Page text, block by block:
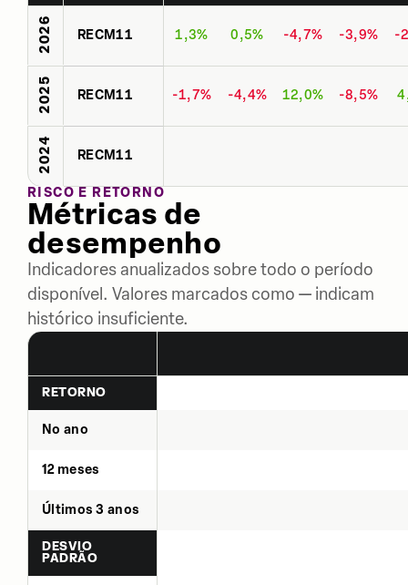
2026 RECM11 1,3% 0,5% -4,7% -3,9% -
2025 RECM11 -1,7% -4,4% 12,0% -8,5%
2024 RECM11
RISCO E RETORNO
Métricas de
desempenho
Indicadores anualizados sobre todo o período
disponível. Valores marcados como — indicam
histórico insuficiente.
RETORNO
No ano
12 meses
Últimos 3 anos
DESVIO
PADRÃO